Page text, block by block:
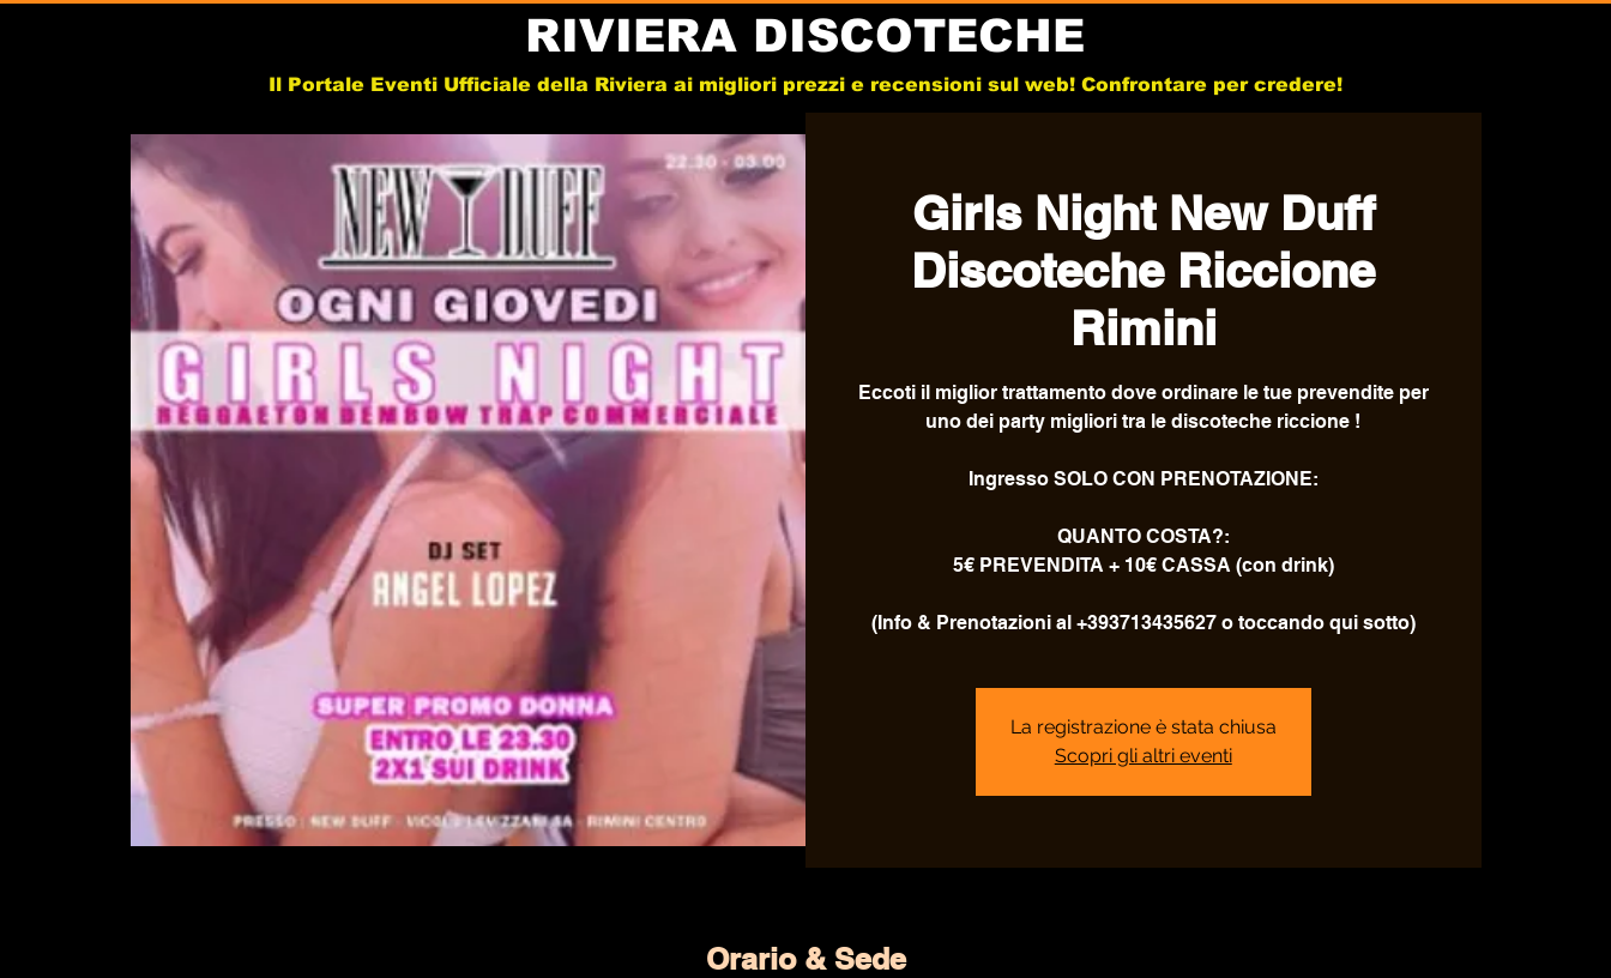
RIVIERA DISCOTECHE
Il Portale Eventi Ufficiale della Riviera ai migliori prezzi e recensioni sul web! Confrontare per credere!
Girls Night New Duff
Discoteche Riccione
Rimini
Eccoti il miglior trattamento dove ordinare le tue prevendite per
uno dei party migliori tra le discoteche riccione !
Ingresso SOLO CON PRENOTAZIONE:
QUANTO COSTA?:
5€ PREVENDITA + 10€ CASSA (con drink)
(Info & Prenotazioni al +393713435627 o toccando qui sotto)
La registrazione è stata chiusa
Scopri gli altri eventi
Orario & Sede